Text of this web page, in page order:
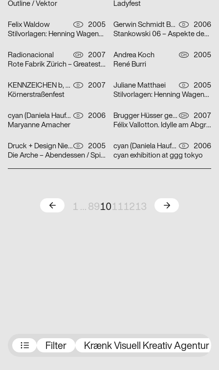
Preisträger:innen
Filter Krænk Visuell Kreativ Agentur
Outline / Vektor
Ladyfest
Felix Waldow D
2005
Stilvorlagen: Henning Wagenbreth
Gerwin Schmidt Büro für visuelle Gestaltung D
2006
Stankowski 06 – Aspekte des Gesamtwerks
Radionacional CH
2007
Rote Fabrik Zürich – Greatest Summer Resort
Andrea Koch CH
2005
René Burri
KENNZEICHEN b, Agentur für Markenkommunikation, Dirk Moll D
2007
Körnerstraßenfest
Juliane Matthaei D
2005
Stilvorlagen: Henning Wagenbreth
cyan (Daniela Haufe + Detlef Fiedler) D
2006
Maryanne Amacher
Brugger Hüsser gestalten CH
2007
Félix Vallotton. Idylle am Abgrund
Druck + Design Niehoff GmbH D
2005
Die Arche – Abendessen / Spielplatz
cyan (Daniela Haufe + Detlef Fiedler) D
2006
cyan exhibition at ggg tokyo
Zurück
1 … 8910111213